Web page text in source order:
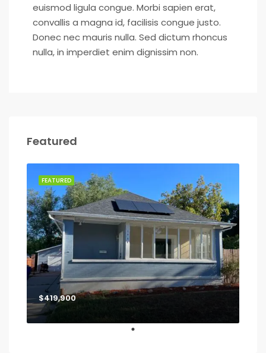
euismod ligula congue. Morbi sapien erat,
convallis a magna id, facilisis congue justo.
Donec nec mauris nulla. Sed dictum rhoncus
nulla, in imperdiet enim dignissim non.
Featured
FEATURED
$419,900